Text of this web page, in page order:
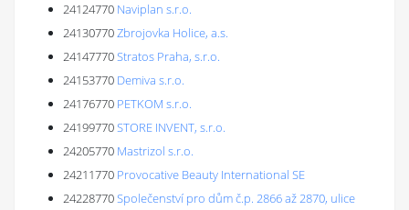
24124770 Naviplan s.r.o.
24130770Zbrojovka Holice, a.s.
24147770Stratos Praha, s.r.o.
24153770 Demiva s.r.o.
24176770 PETKOM s.r.o.
24199770STORE INVENT, s.r.o.
24205770 Mastrizol s.r.o.
24211770 Provocative Beauty International SE
24228770Společenství pro dům č.p. 2866 až 2870, ulice